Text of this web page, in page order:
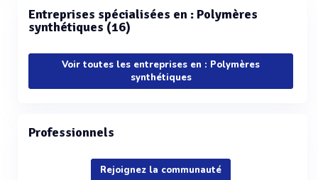
Entreprises spécialisées en : Polymères
synthétiques (16)
Voir toutes les entreprises en : Polymères
synthétiques
Professionnels
Rejoignez la communauté